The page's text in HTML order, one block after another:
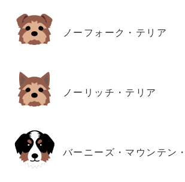
ノーフォーク・テリア
ノーリッチ・テリア
バーニーズ・マウンテン